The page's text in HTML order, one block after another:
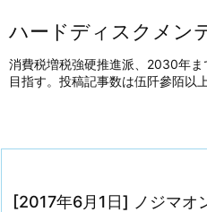
ハードディスクメン
消費税増税強硬推進派、2030年
目指す。投稿記事数は伍阡參陌以
[2017年6月1日] ノジマオ